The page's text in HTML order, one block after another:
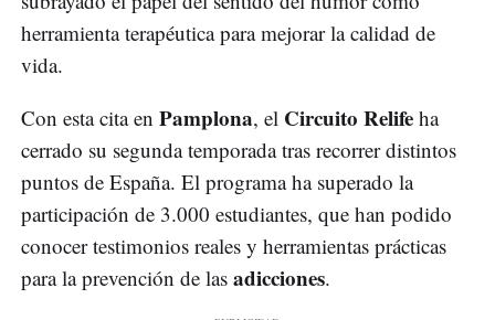
herramienta terapéutica para mejorar la calidad de
vida.
Con esta cita en Pamplona, el Circuito Relife ha
cerrado su segunda temporada tras recorrer distintos
puntos de España. El programa ha superado la
participación de 3.000 estudiantes, que han podido
conocer testimonios reales y herramientas prácticas
para la prevención de las adicciones.